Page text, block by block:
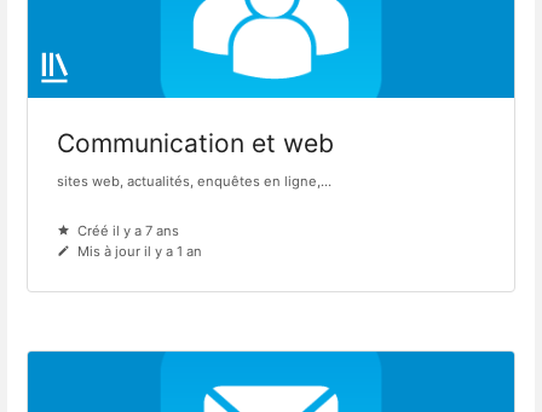
Communication et web
sites web, actualités, enquêtes en ligne,...
Créé il y a 7 ans
Mis à jour il y a 1 an